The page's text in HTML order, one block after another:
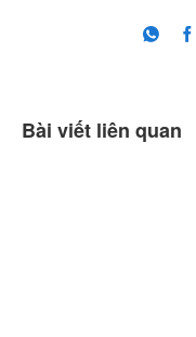
Bài viết liên quan